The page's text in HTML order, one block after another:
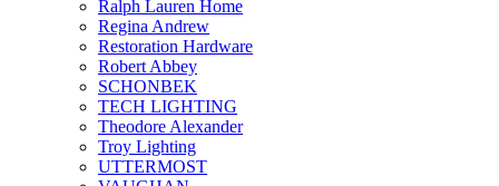
Ralph Lauren Home
Regina Andrew
Restoration Hardware
Robert Abbey
SCHONBEK
TECH LIGHTING
Theodore Alexander
Troy Lighting
UTTERMOST